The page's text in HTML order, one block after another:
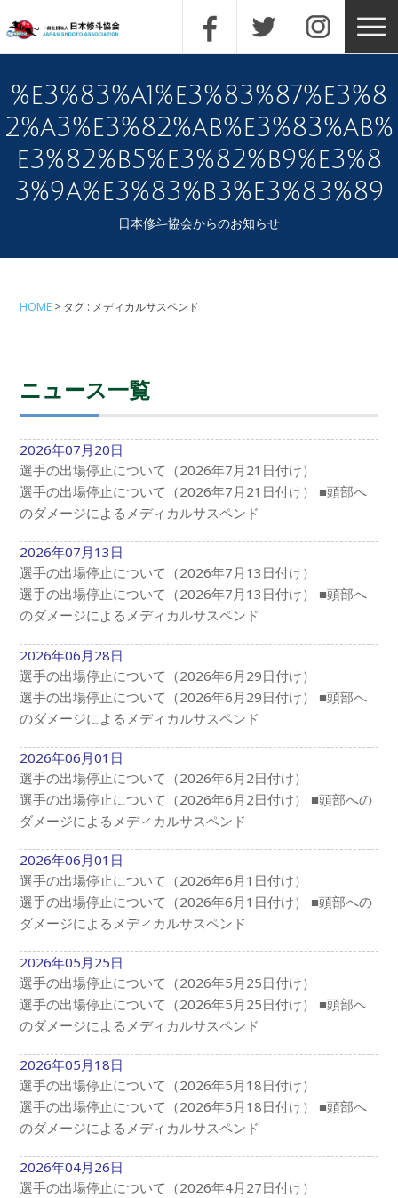
%e3%83%a1%e3%83%87%e3%8
2%a3%e3%82%ab%e3%83%ab%
e3%82%b5%e3%82%b9%e3%8
3%9a%e3%83%b3%e3%83%89
日本修斗協会からのお知らせ
HOME タグ : メディカルサスペンド
ニュース一覧
2026年07月20日
選手の出場停止について（2026年7月21日付け）
選手の出場停止について（2026年7月21日付け） ■頭部へ
のダメージによるメディカルサスペンド
2026年07月13日
選手の出場停止について（2026年7月13日付け）
選手の出場停止について（2026年7月13日付け） ■頭部へ
のダメージによるメディカルサスペンド
2026年06月28日
選手の出場停止について（2026年6月29日付け）
選手の出場停止について（2026年6月29日付け） ■頭部へ
のダメージによるメディカルサスペンド
2026年06月01日
選手の出場停止について（2026年6月2日付け）
選手の出場停止について（2026年6月2日付け） ■頭部への
ダメージによるメディカルサスペンド
2026年06月01日
選手の出場停止について（2026年6月1日付け）
選手の出場停止について（2026年6月1日付け） ■頭部への
ダメージによるメディカルサスペンド
2026年05月25日
選手の出場停止について（2026年5月25日付け）
選手の出場停止について（2026年5月25日付け） ■頭部へ
のダメージによるメディカルサスペンド
2026年05月18日
選手の出場停止について（2026年5月18日付け）
選手の出場停止について（2026年5月18日付け） ■頭部へ
のダメージによるメディカルサスペンド
2026年04月26日
選手の出場停止について（2026年4月27日付け）